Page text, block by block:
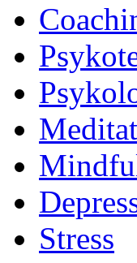
Stress